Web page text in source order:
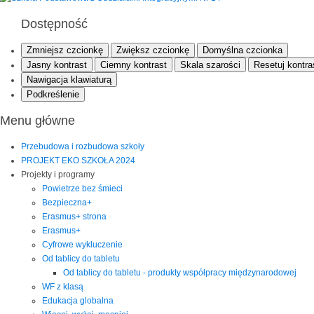
Dostępność
Zmniejsz czcionkę Zwiększ czcionkę
Domyślna czcionka
Jasny kontrast
Ciemny kontrast Skala szarości
Resetuj
Nawigacja klawiaturą
Podkreślenie
Menu główne
Przebudowa i rozbudowa szkoły
PROJEKT EKO SZKOŁA 2024
Projekty i programy
Powietrze bez śmieci
Bezpieczna+
Erasmus+ strona
Erasmus+
Cyfrowe wykluczenie
Od tablicy do tabletu
Od tablicy do tabletu - produkty współpracy międzynarodowej
WF z klasą
Edukacja globalna